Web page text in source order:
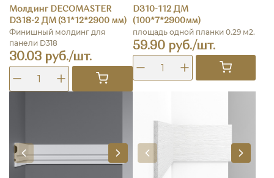
Молдинг DECOMASTER
D318-2 ДМ (31*12*2900 мм)
Финишный молдинг для
панели D318
30.03 руб./шт.
D310-112 ДМ
(100*7*2900мм)
площадь одной планки 0.29 м2.
59.90 руб./шт.